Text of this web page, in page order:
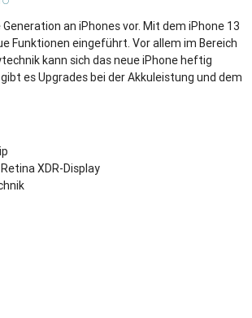
an iPhones vor. Mit dem iPhone 13
Funktionen eingeführt. Vor allem im Bereich
kann sich das neue iPhone heftig
es Upgrades bei der Akkuleistung und dem
XDR-Display